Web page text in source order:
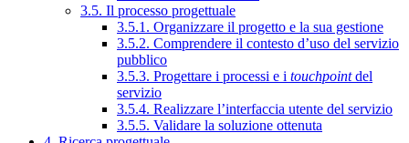
3.5. Il processo progettuale
3.5.1. Organizzare il progetto e la sua gestione
3.5.2. Comprendere il contesto d’uso del servizio
pubblico
3.5.3. Progettare i processi e i touchpointdel
servizio
3.5.4. Realizzare l’interfaccia utente del servizio
3.5.5. Validare la soluzione ottenuta